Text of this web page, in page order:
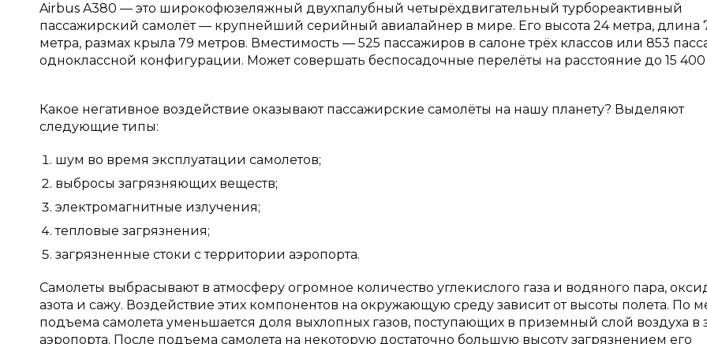
Airbus A380 — это широкофюзеляжный двухпалубный четырёхдвигательный турбореактивный
пассажирский самолёт — крупнейший серийный авиалайнер в мире. Его высота 24 метра, длина
метра, размах крыла 79 метров. Вместимость — 525 пассажиров в салоне трёх классов или 853
одноклассной конфигурации. Может совершать беспосадочные перелёты на расстояние до 15
Какое негативное воздействие оказывают пассажирские самолёты на нашу планету? Выделяют
следующие типы:
шум во время эксплуатации самолетов;
выбросы загрязняющих веществ;
электромагнитные излучения;
тепловые загрязнения;
загрязненные стоки с территории аэропорта.
Самолеты выбрасывают в атмосферу огромное количество углекислого газа и водяного пара,
азота и сажу. Воздействие этих компонентов на окружающую среду зависит от высоты полета. По
подъема самолета уменьшается доля выхлопных газов, поступающих в приземный слой воздуха в
аэропорта. После подъема самолета на некоторую достаточно большую высоту загрязнением его